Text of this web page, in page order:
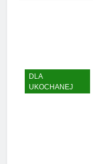
DLA
UKOCHANEJ